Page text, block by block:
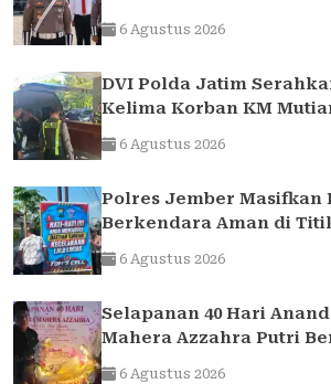
Berkekuatan Hukum
6 Agustus 2026
DVI Polda Jatim
Kelima Korban KM
6 Agustus 2026
Polres Jember Masifkan
Berkendara Aman di
Kecelakaan
6 Agustus 2026
Selapanan 40 Hari
Mahera Azzahra Putri
Khidmat dan Penuh
6 Agustus 2026